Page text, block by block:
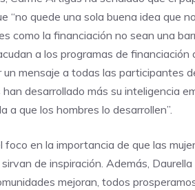
“no quede una sola buena idea que
como la financiación no sean una
a los programas de
mensaje a todas las participantes
desarrollado más su inteligencia
a que los hombres lo desarrollen”.
foco en la importancia de que las
de inspiración. Además,
mejoran, todos